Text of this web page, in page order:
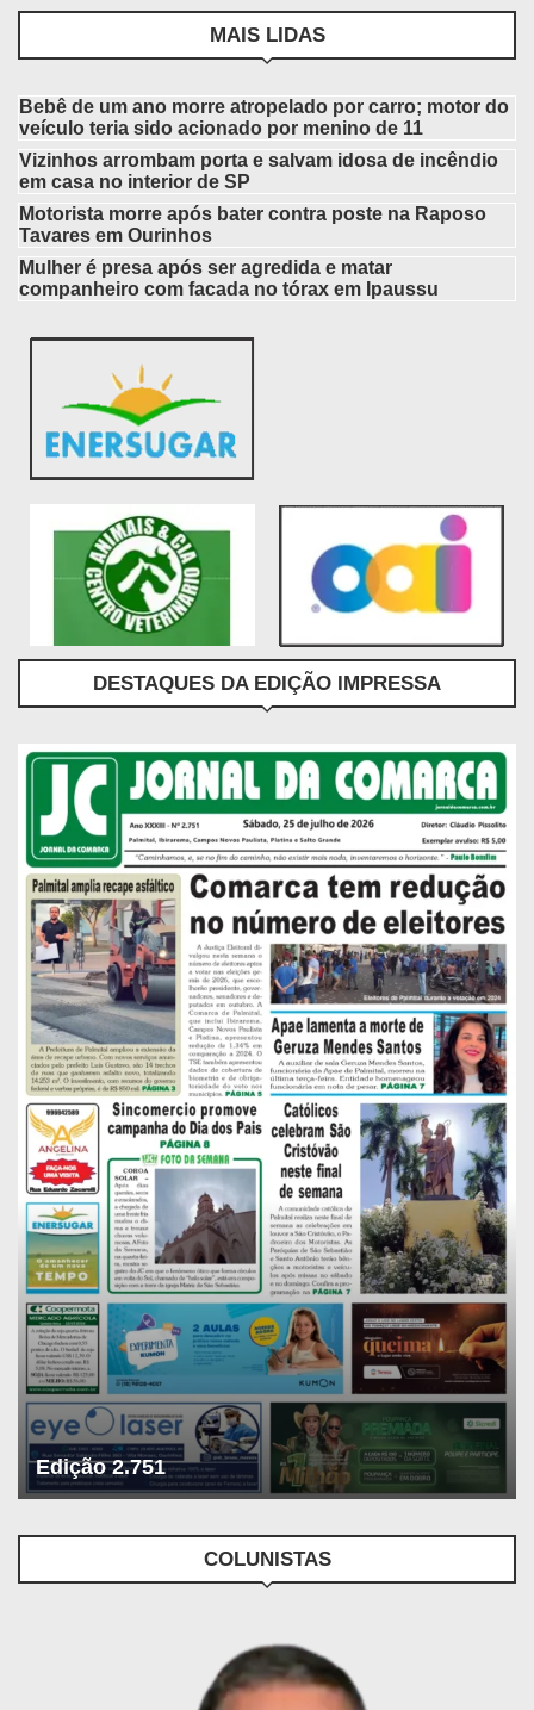
MAIS LIDAS
Bebê de um ano morre atropelado por carro; motor do
veículo teria sido acionado por menino de 11
Vizinhos arrombam porta e salvam idosa de incêndio
em casa no interior de SP
Motorista morre após bater contra poste na Raposo
Tavares em Ourinhos
Mulher é presa após ser agredida e matar
companheiro com facada no tórax em Ipaussu
DESTAQUES DA EDIÇÃO IMPRESSA
Edição 2.751
COLUNISTAS